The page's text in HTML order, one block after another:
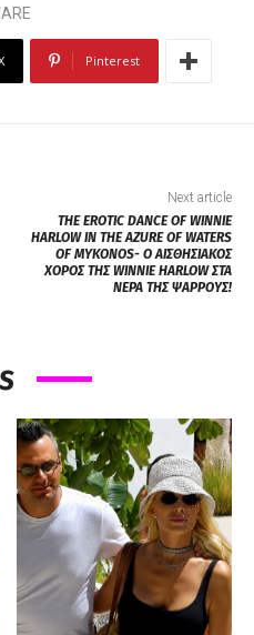
Pinterest
Next article
THE EROTIC DANCE OF WINNIE
HARLOW IN THE AZURE OF WATERS
OF MYKONOS- Ο ΑΙΣΘΗΣΙΑΚΟΣ
ΧΟΡΟΣ ΤΗΣ WINNIE HARLOW ΣΤΑ
ΝΕΡΑ ΤΗΣ ΨΑΡΡΟΥΣ!